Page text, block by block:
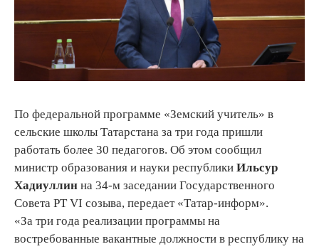
По федеральной программе «Земский учитель» в
сельские школы Татарстана за три года пришли
работать более 30 педагогов. Об этом сообщил
министр образования и науки республики Ильсур
Хадиуллин на 34-м заседании Государственного
Совета РТ VI созыва, передает «Татар-информ».
«За три года реализации программы на
востребованные вакантные должности в республику на